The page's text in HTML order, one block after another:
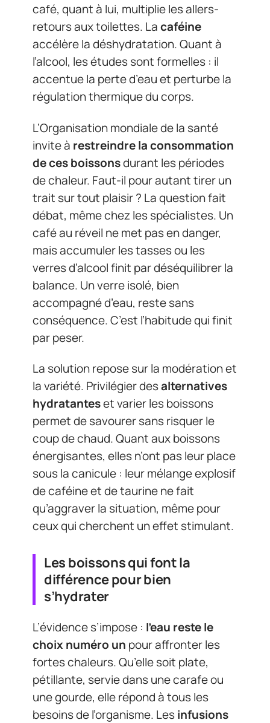
café, quant à lui, multiplie les allers-
retours aux toilettes. Lacaféine
accélère la déshydratation. Quant à
l’alcool, les études sont formelles : il
accentue la perte d’eau et perturbe la
régulation thermique du corps.
L’Organisation mondiale de la santé
invite à restreindre la consommation
de ces boissonsdurant les périodes
de chaleur. Faut-il pour autant tirer un
trait sur tout plaisir ? La question fait
débat, même chez les spécialistes. Un
café au réveil ne met pas en danger,
mais accumuler les tasses ou les
verres d’alcool finit par déséquilibrer la
balance. Un verre isolé, bien
accompagné d’eau, reste sans
conséquence. C’est l’habitude qui finit
par peser.
La solution repose sur la modération et
la variété. Privilégier desalternatives
hydratanteset varier les boissons
permet de savourer sans risquer le
coup de chaud. Quant aux boissons
énergisantes, elles n’ont pas leur place
sous la canicule : leur mélange explosif
de caféine et de taurine ne fait
qu’aggraver la situation, même pour
ceux qui cherchent un effet stimulant.
Les boissons qui font la
différence pour bien
s’hydrater
L’évidence s’impose : l’eau reste le
choix numéro un pour affronter les
fortes chaleurs. Qu’elle soit plate,
pétillante, servie dans une carafe ou
une gourde, elle répond à tous les
besoins de l’organisme. Lesinfusions